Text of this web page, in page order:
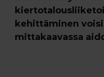
kehittäminen voisi
mittakaavassa